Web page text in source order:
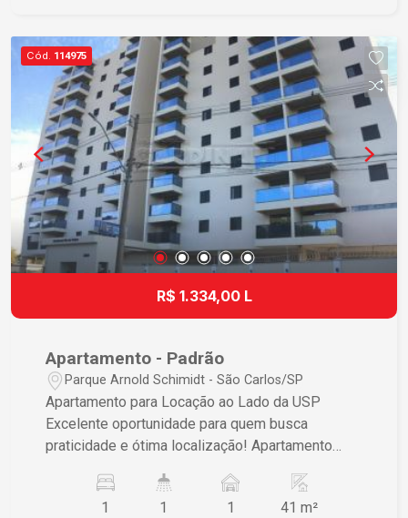
Cód. 114975
R$ 1.334,00 L
Apartamento - Padrão
Parque Arnold Schimidt - São Carlos/SP
Apartamento para Locação ao Lado da USP
Excelente oportunidade para quem busca
praticidade e ótima localização! Apartamento
professores ou profissionais que desejam morar
próximo à USP. O imóvel conta com: 1 dormitório
1 1 1 41 m²